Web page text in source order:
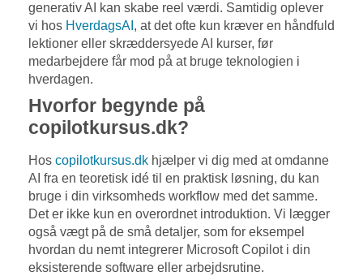
generativ AI kan skabe reel værdi. Samtidig oplever
vi hos HverdagsAI , at det ofte kun kræver en håndfuld
lektioner eller skræddersyede AI kurser, før
medarbejdere får mod på at bruge teknologien i
hverdagen.
Hvorfor begynde på
copilotkursus.dk?
Hos copilotkursus.dk hjælper vi dig med at omdanne
AI fra en teoretisk idé til en praktisk løsning, du kan
bruge i din virksomheds workflow med det samme.
Det er ikke kun en overordnet introduktion. Vi lægger
også vægt på de små detaljer, som for eksempel
hvordan du nemt integrerer Microsoft Copilot i din
eksisterende software eller arbejdsrutine.